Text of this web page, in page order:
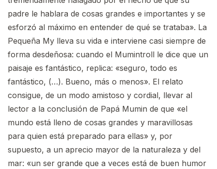
padre le hablara de cosas grandes e importantes y se
esforzó al máximo en entender de qué se trataba». La
Pequeña My lleva su vida e interviene casi siempre de
forma desdeñosa: cuando el Mumintroll le dice que un
paisaje es fantástico, replica: «seguro, todo es
fantástico, (…). Bueno, más o menos». El relato
consigue, de un modo amistoso y cordial, llevar al
lector a la conclusión de Papá Mumin de que «el
mundo está lleno de cosas grandes y maravillosas
para quien está preparado para ellas» y, por
supuesto, a un aprecio mayor de la naturaleza y del
mar: «un ser grande que a veces está de buen humor